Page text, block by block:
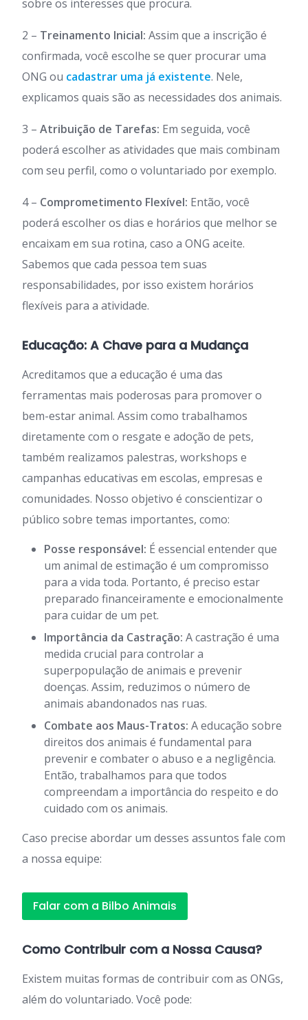
sobre os interesses que procura.
2 – Treinamento Inicial: Assim que a inscrição é
confirmada, você escolhe se quer procurar uma
ONG ou cadastrar uma já existente. Nele,
explicamos quais são as necessidades dos animais.
3 – Atribuição de Tarefas: Em seguida, você
poderá escolher as atividades que mais combinam
com seu perfil, como o voluntariado por exemplo.
4 – Comprometimento Flexível: Então, você
poderá escolher os dias e horários que melhor se
encaixam em sua rotina, caso a ONG aceite.
Sabemos que cada pessoa tem suas
responsabilidades, por isso existem horários
flexíveis para a atividade.
Educação: A Chave para a Mudança
Acreditamos que a educação é uma das
ferramentas mais poderosas para promover o
bem-estar animal. Assim como trabalhamos
diretamente com o resgate e adoção de pets,
também realizamos palestras, workshops e
campanhas educativas em escolas, empresas e
comunidades. Nosso objetivo é conscientizar o
público sobre temas importantes, como:
Posse responsável: É essencial entender que
um animal de estimação é um compromisso
para a vida toda. Portanto, é preciso estar
preparado financeiramente e emocionalmente
para cuidar de um pet.
Importância da Castração: A castração é uma
medida crucial para controlar a
superpopulação de animais e prevenir
doenças. Assim, reduzimos o número de
animais abandonados nas ruas.
Combate aos Maus-Tratos: A educação sobre
direitos dos animais é fundamental para
prevenir e combater o abuso e a negligência.
Então, trabalhamos para que todos
compreendam a importância do respeito e do
cuidado com os animais.
Caso precise abordar um desses assuntos fale com
a nossa equipe:
Falar com a Bilbo Animais
Como Contribuir com a Nossa Causa?
Existem muitas formas de contribuir com as ONGs,
além do voluntariado. Você pode: